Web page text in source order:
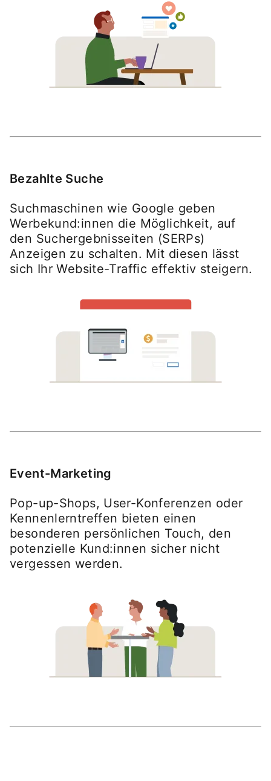
Bezahlte Suche
Suchmaschinen wie Google geben
Werbekund:innen die Möglichkeit, auf
den Suchergebnisseiten (SERPs)
Anzeigen zu schalten. Mit diesen lässt
sich Ihr Website-Traffic effektiv steigern.
Event-Marketing
Pop-up-Shops, User-Konferenzen oder
Kennenlerntreffen bieten einen
besonderen persönlichen Touch, den
potenzielle Kund:innen sicher nicht
vergessen werden.